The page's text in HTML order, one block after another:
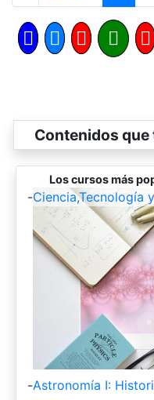
Contenidos
Los cursos más
-Ciencia,Tecnología
-Astronomía I: